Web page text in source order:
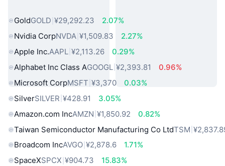
GoldGOLD ¥29,292.23
2.07%
Nvidia CorpNVDA ¥1,509.83
2.27%
Apple Inc.AAPL ¥2,113.26
0.29%
Alphabet Inc Class AGOOGL ¥2,393.81
0.96%
Microsoft CorpMSFT ¥3,370
0.03%
SilverSILVER ¥428.91
3.05%
Amazon.com IncAMZN ¥1,850.92
0.82%
Taiwan Semiconductor Manufacturing Co LtdTSM
Broadcom IncAVGO ¥2,878.6
1.71%
SpaceXSPCX ¥904.73
15.83%